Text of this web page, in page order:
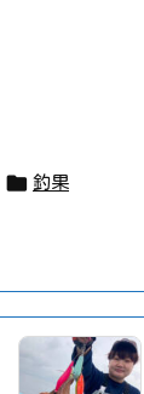
 釣果